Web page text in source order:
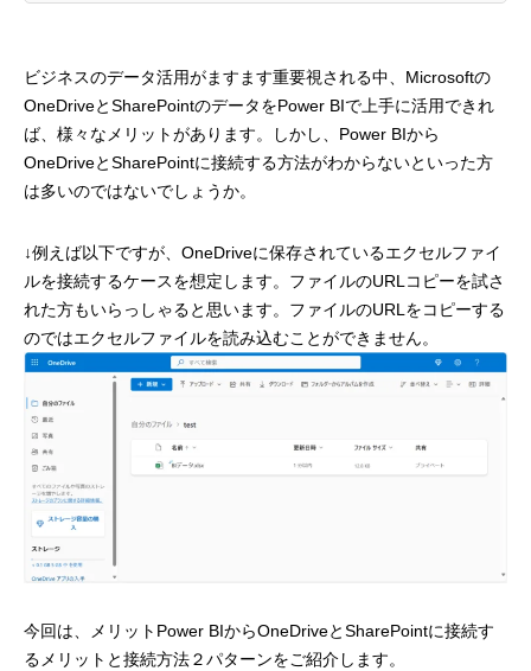
ビジネスのデータ活用がますます重要視される中、Microsoftの
OneDriveとSharePointのデータをPower BIで上手に活用できれ
ば、様々なメリットがあります。しかし、Power BIから
OneDriveとSharePointに接続する方法がわからないといった方
は多いのではないでしょうか。
↓例えば以下ですが、OneDriveに保存されているエクセルファイ
ルを接続するケースを想定します。ファイルのURLコピーを試さ
れた方もいらっしゃると思います。ファイルのURLをコピーする
のではエクセルファイルを読み込むことができません。
今回は、メリットPower BIからOneDriveとSharePointに接続す
るメリットと接続方法２パターンをご紹介します。